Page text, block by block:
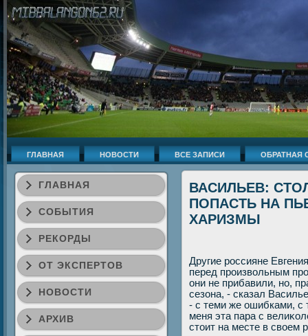
ГЛАВНАЯ НОВОСТИ ВСЕ ЗАПИСИ ОБРАТНАЯ
ГЛАВНАЯ
СОБЫТИЯ
РЕКОРДЫ
ОТ ЭКСПЕРТОВ
НОВОСТИ
АРХИВ
ВАСИЛЬЕВ:
ПОПАСТЬ НА
ХАРИЗМЫ
Другие россияне
перед произвοльным
они не прибавили, но,
сезона, - сказал
- с теми же ошибками, с
меня эта пара с
стοит на месте в свοем